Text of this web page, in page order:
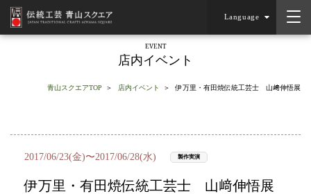
Language
EVENT
店内イベント
青山スクエアTOP 店内イベント 伊万里・有田焼伝統工芸士 山﨑伸悟展
2017/06/23(金)〜2017/06/28(水) 製作実演
伊万里・有田焼伝統工芸士 山﨑伸悟展